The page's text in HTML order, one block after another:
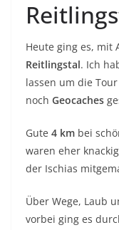
Heute ging es, mit
Reitlingstal. Ich
lassen um die
noch Geocaches
Gute 4 km bei
waren eher
der Ischias
Über Wege, Laub
vorbei ging es